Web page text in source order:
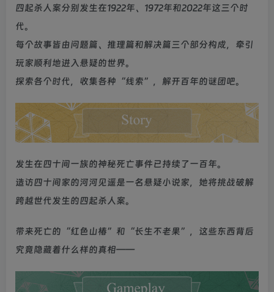
四起杀人案分别发生在1922年、1972年和2022年这三个时
代。
每个故事皆由问题篇、推理篇和解决篇三个部分构成，牵引
玩家顺利地进入悬疑的世界。
探索各个时代，收集各种“线索”，解开百年的谜团吧。
发生在四十间一族的神秘死亡事件已持续了一百年。
造访四十间家的河河见遥是一名悬疑小说家，她将挑战破解
跨越世代发生的四起杀人案。
带来死亡的“红色山椿”和“长生不老果”，这些东西背后
究竟隐藏着什么样的真相——